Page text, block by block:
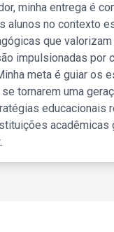
minha entrega é
alunos no contexto
que
impulsionadas por
meta é guiar os
tornarem uma
educacionais
acadêmicas